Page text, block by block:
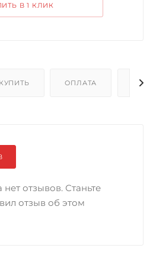
В 1 КЛИК
ОПЛАТА
отзывов. Станьте
отзыв об этом